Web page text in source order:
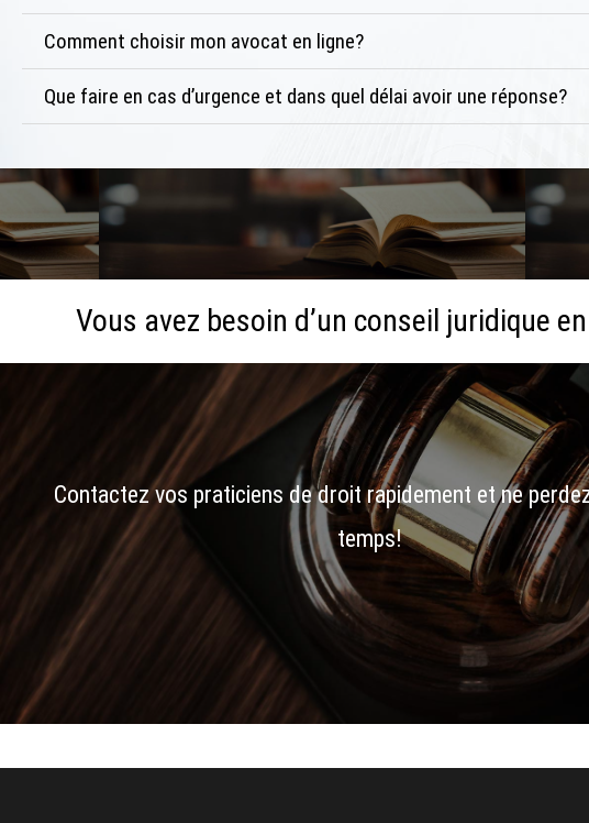
Comment choisir mon avocat en ligne?
Que faire en cas d’urgence et dans quel délai avoir une réponse?
Vous avez besoin d’un conseil juridique
Contactez vos praticiens de droit rapidement et ne
temps!